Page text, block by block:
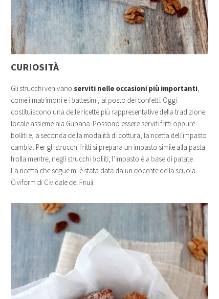
CURIOSITÀ
Gli strucchi venivanoserviti nelle occasioni più importanti,
come i matrimoni e i battesimi, al posto dei confetti. Oggi
costituiscono una delle ricette più rappresentative della tradizione
locale assieme ala Gubana. Possono essere serviti fritti oppure
bolliti e, a seconda della modalità di cottura, la ricetta dell’impasto
cambia. Per gli strucchi fritti si prepara un impasto simile alla pasta
frolla mentre, negli strucchi bolliti, l’impasto è a base di patate.
La ricetta che segue mi è stata data da un docente della scuola
Civiform di Cividale del Friuli.